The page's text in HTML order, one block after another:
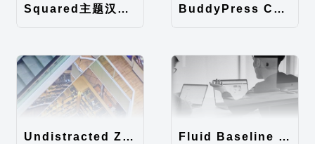
Squared主题汉化包 BuddyPress Colours主题汉化包
Undistracted Zen主题汉化包 Fluid Baseline Grid主题汉化包